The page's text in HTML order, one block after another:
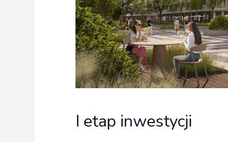
I etap inwestycji